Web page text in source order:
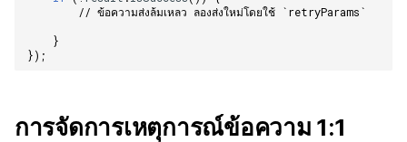
// ข้อความส่งล้มเหลว ลองส่งใหม่โดยใช้ `retryParams`
}
});
การจัดการเหตุการณ์ข้อความ 1:1